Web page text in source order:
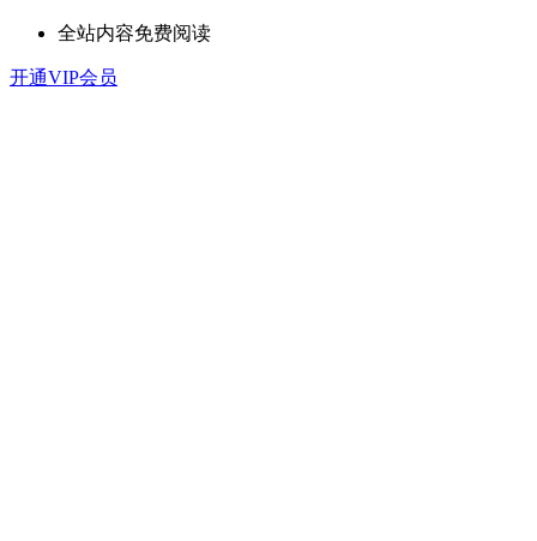
全站内容免费阅读
开通VIP会员